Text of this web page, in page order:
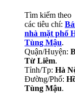
Tìm kiếm theo
các tiêu chí:
nhà mặt phố
Tùng Mậu.
Quận/Huyện:
Từ Liêm.
Tỉnh/Tp: Hà
Đường/Phố:
Tùng Mậu.